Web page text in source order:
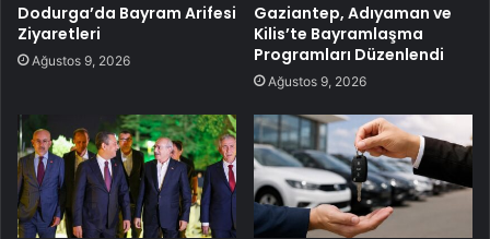
Dodurga’da Bayram Arifesi
Ziyaretleri
Ağustos 9, 2026
Gaziantep, Adıyaman ve
Kilis’te Bayramlaşma
Programları Düzenlendi
Ağustos 9, 2026